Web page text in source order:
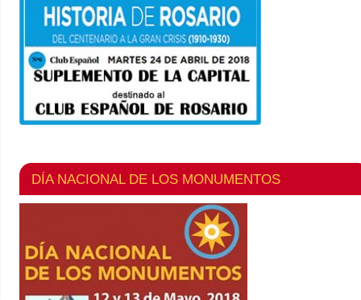
DÍA NACIONAL DE LOS MONUMENTOS